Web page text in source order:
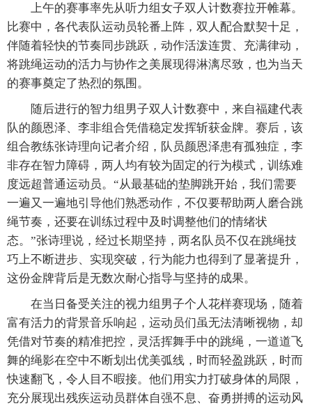
上午的赛事率先从听力组女子双人计数赛拉开帷幕。
比赛中，各代表队运动员轮番上阵，双人配合默契十足，
伴随着轻快的节奏同步跳跃，动作活泼连贯、充满律动，
将跳绳运动的活力与协作之美展现得淋漓尽致，也为当天
的赛事奠定了热烈的氛围。
随后进行的智力组男子双人计数赛中，来自福建代表
队的颜恩泽、李非组合凭借稳定发挥斩获金牌。赛后，该
组合教练张诗理向记者介绍，队员颜恩泽患有孤独症，李
非存在智力障碍，两人均有较为固定的行为模式，训练难
度远超普通运动员。“从最基础的垫脚跳开始，我们需要
一遍又一遍地引导他们熟悉动作，不仅要帮助两人磨合跳
绳节奏，还要在训练过程中及时调整他们的情绪状
态。”张诗理说，经过长期坚持，两名队员不仅在跳绳技
巧上不断进步、实现突破，行为能力也得到了显著提升，
这份金牌背后是无数次耐心指导与坚持的成果。
在当日备受关注的视力组男子个人花样赛现场，随着
富有活力的背景音乐响起，运动员们虽无法清晰视物，却
凭借对节奏的精准把控，灵活挥舞手中的跳绳，一道道飞
舞的绳影在空中不断划出优美弧线，时而轻盈跳跃，时而
快速翻飞，令人目不暇接。他们用实力打破身体的局限，
充分展现出残疾运动员群体自强不息、奋勇拼搏的运动风